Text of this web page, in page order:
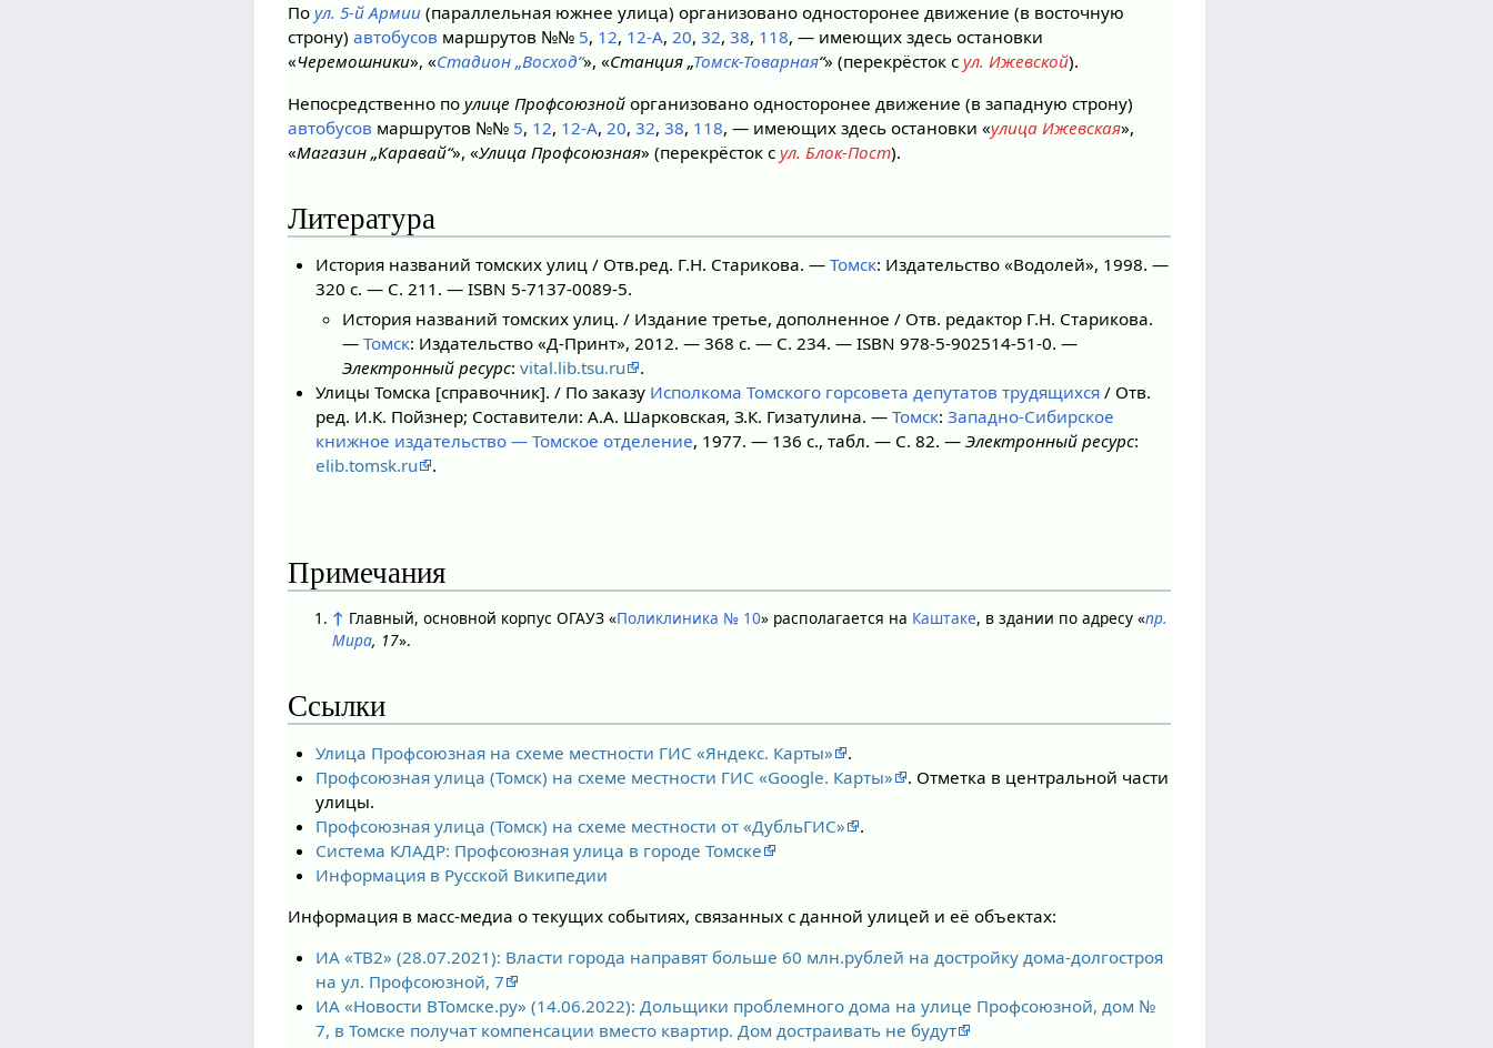
Поул. 5-й Армии (параллельная южнее улица) организовано односторонее движение (в восточную
строну)автобусов маршрутов №№ 5, 12, 12-А,20,32,38, 118, — имеющих здесь остановки
«Черемошники», «Стадион „Восход“», «Станция „Томск-Товарная“» (перекрёсток сул. Ижевской).
Непосредственно поулице Профсоюзной организовано односторонее движение (в западную строну)
автобусов маршрутов №№ 5, 12, 12-А, 20,32,38, 118, — имеющих здесь остановки «улица Ижевская»,
«Магазин „Каравай“», «Улица Профсоюзная» (перекрёсток сул. Блок-Пост).
Литература
История названий томских улиц / Отв.ред. Г.Н. Старикова. — Томск: Издательство «Водолей», 1998. —
320 с. — С. 211. — ISBN 5-7137-0089-5.
История названий томских улиц. / Издание третье, дополненное / Отв. редактор Г.Н. Старикова.
— Томск: Издательство «Д-Принт», 2012. — 368 с. — С. 234. — ISBN 978-5-902514-51-0. —
Электронный ресурс: vital.lib.tsu.ru
.
Улицы Томска [справочник]. / По заказу Исполкома Томского горсовета депутатов трудящихся/ Отв.
ред. И.К. Пойзнер; Составители: А.А. Шарковская, З.К. Гизатулина. — Томск: Западно-Сибирское
книжное издательство — Томское отделение, 1977. — 136 с., табл. — С. 82. — Электронный ресурс:
elib.tomsk.ru
.
Примечания
↑ Главный, основной корпус ОГАУЗ «Поликлиника № 10» располагается на Каштаке, в здании по адресу «пр.
Мира, 17».
Ссылки
Улица Профсоюзная на схеме местности ГИС «Яндекс. Карты»
.
Профсоюзная улица (Томск) на схеме местности ГИС «Google. Карты»
. Отметка в центральной части
улицы.
Профсоюзная улица (Томск) на схеме местности от «ДубльГИС»
.
Система КЛАДР: Профсоюзная улица в городе Томске
Информация в Русской Википедии
Информация в масс-медиа о текущих событиях, связанных с данной улицей и её объектах:
ИА «ТВ2» (28.07.2021): Власти города направят больше 60 млн.рублей на достройку дома-долгостроя
на ул. Профсоюзной, 7
ИА «Новости ВТомске.ру» (14.06.2022): Дольщики проблемного дома на улице Профсоюзной, дом №
7, в Томске получат компенсации вместо квартир. Дом достраивать не будут